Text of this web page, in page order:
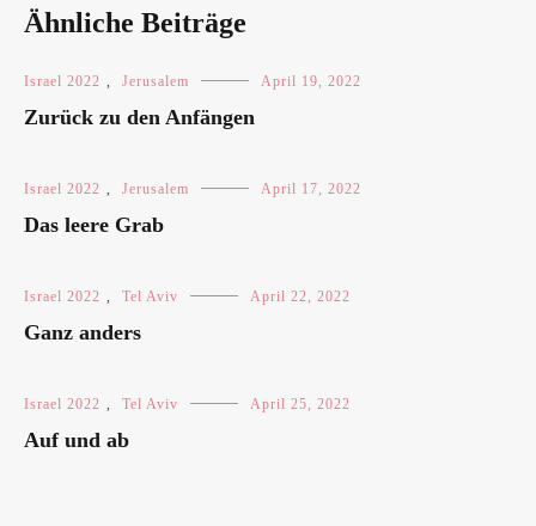
Ähnliche Beiträge
Israel 2022 , Jerusalem April 19, 2022
Zurück zu den Anfängen
Israel 2022 , Jerusalem April 17, 2022
Das leere Grab
Israel 2022 , Tel Aviv April 22, 2022
Ganz anders
Israel 2022 , Tel Aviv April 25, 2022
Auf und ab